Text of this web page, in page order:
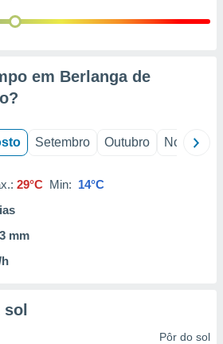
em Berlanga de
?
Setembro Outubro Novembro
29°C Min: 14°C
mm
Pôr do sol